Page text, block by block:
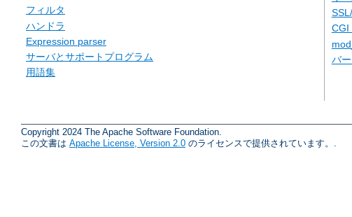
フィルタ
ハンドラ
Expression parser
サーバとサポートプログラム
用語集
CGI
バ
Copyright 2024 The Apache Software Foundation.
この文書は Apache License, Version 2.0 のライセンスで提供されています。.